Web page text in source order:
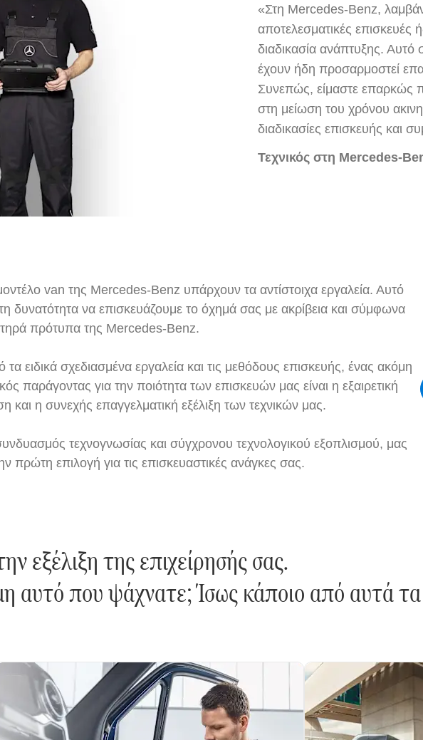
«Στη Mercedes-Benz,
αποτελεσματικές
διαδικασία ανάπτυξης. Αυτό
έχουν ήδη προσαρμοστεί
Συνεπώς, είμαστε επαρκώς
στη μείωση του χρόνου
διαδικασίες επισκευής και
Τεχνικός στη Mercedes-
van της Mercedes-Benz υπάρχουν τα αντίστοιχα εργαλεία. Αυτό
τη δυνατότητα να επισκευάζουμε το όχημά σας με ακρίβεια και σύμφωνα
πρότυπα της Mercedes-Benz.
τα ειδικά σχεδιασμένα εργαλεία και τις μεθόδους επισκευής, ένας ακόμη
παράγοντας για την ποιότητα των επισκευών μας είναι η εξαιρετική
και η συνεχής επαγγελματική εξέλιξη των τεχνικών μας.
τεχνογνωσίας και σύγχρονου τεχνολογικού εξοπλισμού, μας
πρώτη επιλογή για τις επισκευαστικές ανάγκες σας.
εξέλιξη της επιχείρησής σας.
αυτό που ψάχνατε; Ίσως κάποιο από αυτά